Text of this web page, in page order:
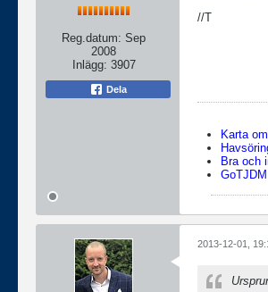
Reg.datum: Sep
2008
Inlägg: 3907
Dela
//T
Karta
Bra och
GoTJDM
2013-12-01,